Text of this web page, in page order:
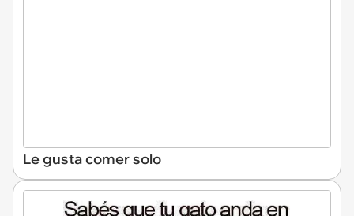
Le gusta comer solo